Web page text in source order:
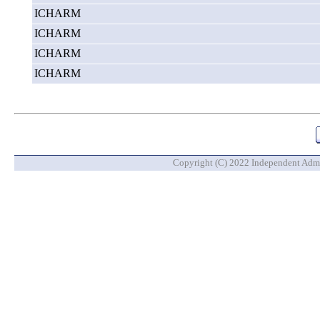
ICHARM
ICHARM
ICHARM
ICHARM
Copyright (C) 2022 Independent